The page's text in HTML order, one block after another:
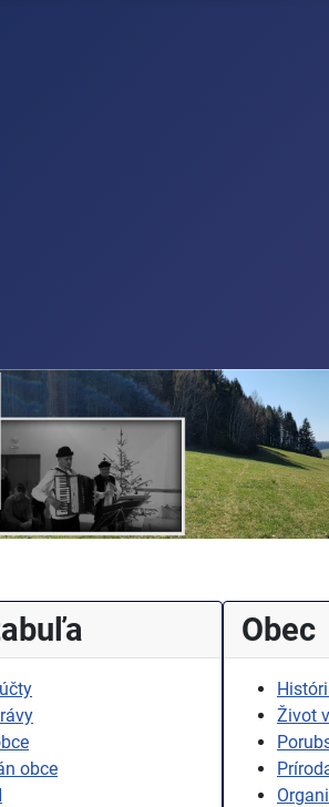
obce
Obec
Život